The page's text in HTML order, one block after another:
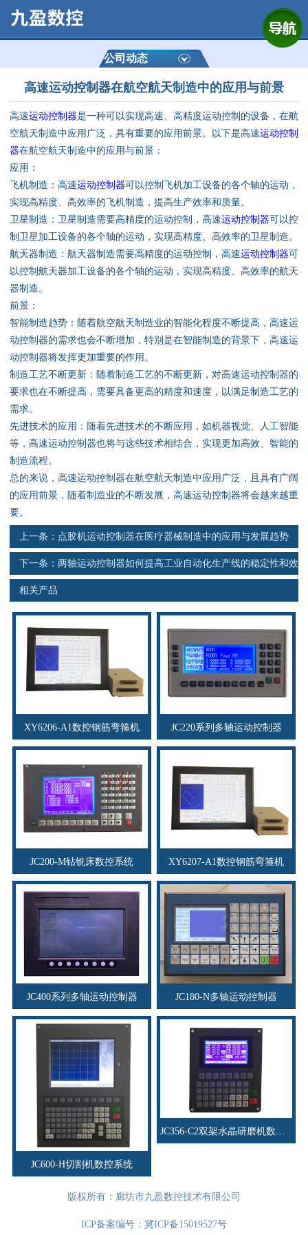
公司简介
产品展示
运动控制器
定制数控系统
技术资讯
公司动态
资质荣誉
产品应用
s
公司动态
高速运动控制器在航空航天制造中的应用与前景
高速运动控制器是一种可以实现高速、高精度运动控制的设备，在航
空航天制造中应用广泛，具有重要的应用前景。以下是高速运动控制
器在航空航天制造中的应用与前景：
应用：
飞机制造：高速运动控制器可以控制飞机加工设备的各个轴的运动，
实现高精度、高效率的飞机制造，提高生产效率和质量。
卫星制造：卫星制造需要高精度的运动控制，高速运动控制器可以控
制卫星加工设备的各个轴的运动，实现高精度、高效率的卫星制造。
航天器制造：航天器制造需要高精度的运动控制，高速运动控制器可
以控制航天器加工设备的各个轴的运动，实现高精度、高效率的航天
器制造。
前景：
智能制造趋势：随着航空航天制造业的智能化程度不断提高，高速运
动控制器的需求也会不断增加，特别是在智能制造的背景下，高速运
动控制器将发挥更加重要的作用。
制造工艺不断更新：随着制造工艺的不断更新，对高速运动控制器的
要求也在不断提高，需要具备更高的精度和速度，以满足制造工艺的
需求。
先进技术的应用：随着先进技术的不断应用，如机器视觉、人工智能
等，高速运动控制器也将与这些技术相结合，实现更加高效、智能的
制造流程。
总的来说，高速运动控制器在航空航天制造中应用广泛，且具有广阔
的应用前景，随着制造业的不断发展，高速运动控制器将会越来越重
要。
上一条： 点胶机运动控制器在医疗器械制造中的应用与发展趋势
下一条： 两轴运动控制器如何提高工业自动化生产线的稳定性和效
相关产品
XY6206-A1数控钢筋弯箍机 JC220系列多轴运动控制器
JC200-M钻铣床数控系统 XY6207-A1数控钢筋弯箍机
JC400系列多轴运动控制器 JC180-N多轴运动控制器
JC600-H切割机数控系统
JC356-C2双架水晶研磨机数控系统
版权所有：廊坊市九盈数控技术有限公司
ICP备案编号： 冀ICP备15019527号